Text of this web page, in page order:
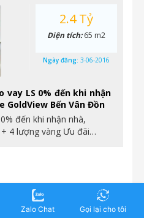
vay LS 0% đến khi nhận
GoldView Bến Vân Đồn
đến khi nhận nhà,
4 lượng vàng Ưu đãi…
2.4 Tỷ
Diện tích:65 m2
Ngày đăng: 3-06-2016
Zalo Chat Gọi lại cho tôi